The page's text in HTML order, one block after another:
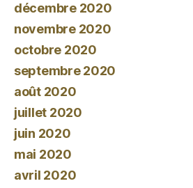
décembre 2020
novembre 2020
octobre 2020
septembre 2020
août 2020
juillet 2020
juin 2020
mai 2020
avril 2020